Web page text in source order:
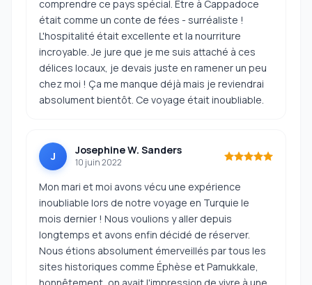
comprendre ce pays spécial. Être à Cappadoce
était comme un conte de fées - surréaliste !
L'hospitalité était excellente et la nourriture
incroyable. Je jure que je me suis attaché à ces
délices locaux, je devais juste en ramener un peu
chez moi ! Ça me manque déjà mais je reviendrai
absolument bientôt. Ce voyage était inoubliable.
J Josephine W. Sanders
10 juin 2022
Mon mari et moi avons vécu une expérience
inoubliable lors de notre voyage en Turquie le
mois dernier ! Nous voulions y aller depuis
longtemps et avons enfin décidé de réserver.
Nous étions absolument émerveillés par tous les
sites historiques comme Éphèse et Pamukkale,